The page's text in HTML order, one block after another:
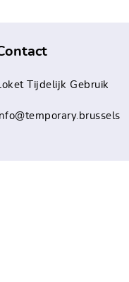
Tijdelijk Gebruik